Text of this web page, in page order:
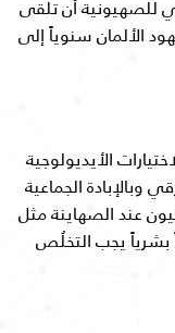
للصهيونية أن تلقى
الألمان سنوياً إلى
الأيديولوجية
وبالإبادة الجماعية
عند الصهاينة مثل
بشرياً يجب التخلُص